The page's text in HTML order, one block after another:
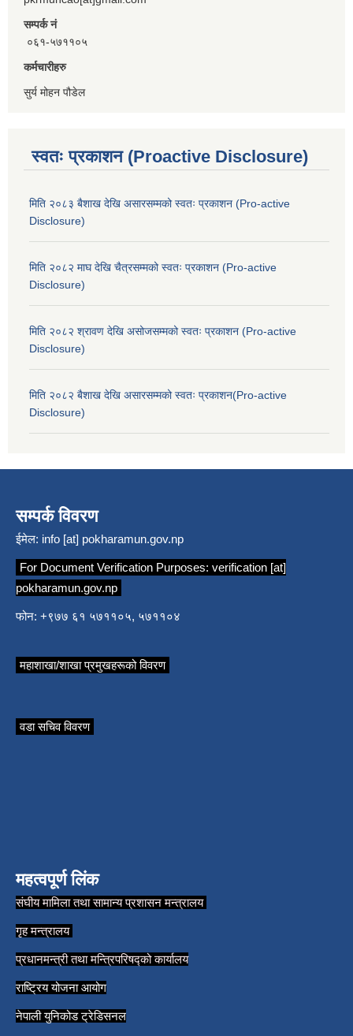
सम्पर्क नं
०६१-५७११०५
कर्मचारीहरु
सुर्य मोहन पौडेल
स्वतः प्रकाशन (Proactive Disclosure)
मिति २०८३ बैशाख देखि असारसम्मको स्वतः प्रकाशन (Pro-active
Disclosure)
मिति २०८२ माघ देखि चैत्रसम्मको स्वतः प्रकाशन (Pro-active
Disclosure)
मिति २०८२ श्रावण देखि असोजसम्मको स्वतः प्रकाशन (Pro-active
Disclosure)
मिति २०८२ बैशाख देखि असारसम्मको स्वतः प्रकाशन(Pro-active
Disclosure)
सम्पर्क विवरण
ईमेल: info [at] pokharamun.gov.np
For Document Verification Purposes: verification [at]
pokharamun.gov.np
फोन: +९७७ ६१ ५७११०५, ५७११०४
महाशाखा/शाखा प्रमुखहरूको विवरण
वडा सचिव विवरण
महत्वपूर्ण लिंक
संघीय मामिला तथा सामान्य प्रशासन मन्त्रालय
गृह मन्त्रालय
प्रधानमन्त्री तथा मन्त्रिपरिषद्को कार्यालय
राष्ट्रिय योजना आयोग
नेपाली युनिकोड ट्रेडिसनल